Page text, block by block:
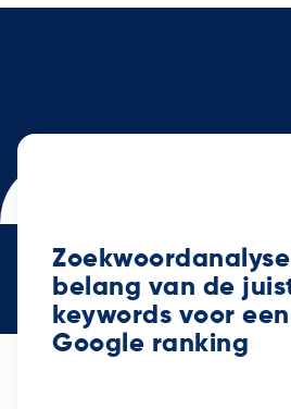
belang van de
keywords voor
Google ranking